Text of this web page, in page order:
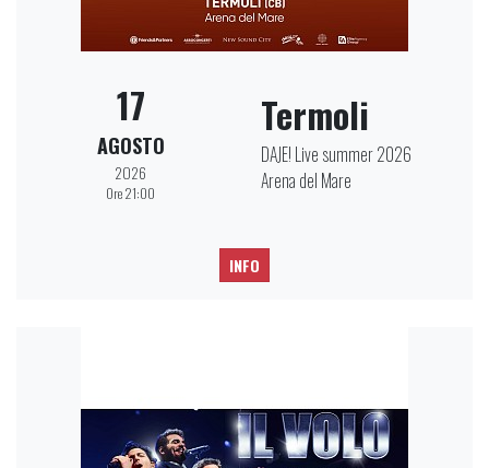
17
AGOSTO
2026
Ore 21:00
Termoli
DAJE! Live summer 2026
Arena del Mare
INFO